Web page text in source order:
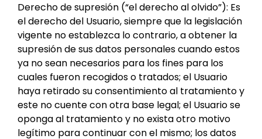
Derecho de supresión (“el derecho al olvido”): Es
el derecho del Usuario, siempre que la legislación
vigente no establezca lo contrario, a obtener la
supresión de sus datos personales cuando estos
ya no sean necesarios para los fines para los
cuales fueron recogidos o tratados; el Usuario
haya retirado su consentimiento al tratamiento y
este no cuente con otra base legal; el Usuario se
oponga al tratamiento y no exista otro motivo
legítimo para continuar con el mismo; los datos